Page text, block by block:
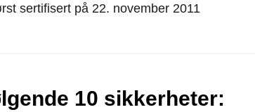
sertifisert på 22. november 2011
10 sikkerheter: